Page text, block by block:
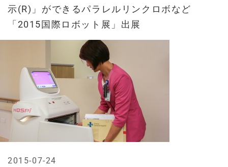
示(R)」ができるパラレルリンクロボなど
「2015国際ロボット展」出展
2015-07-24